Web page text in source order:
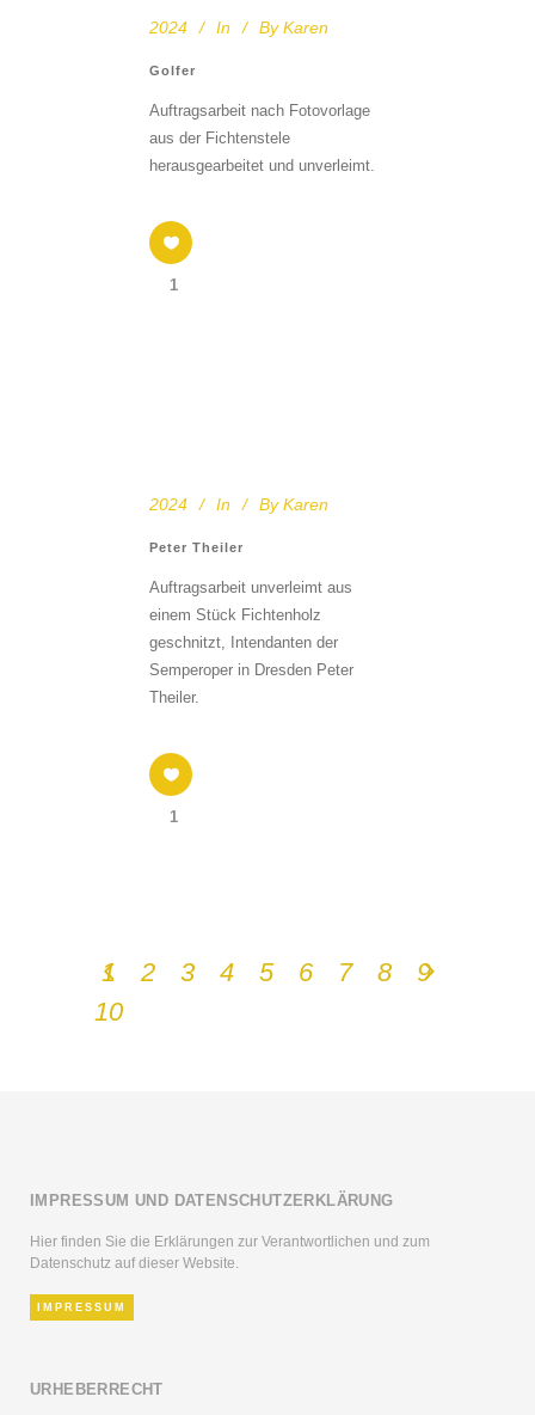
2024 In By Karen
Golfer
Auftragsarbeit nach Fotovorlage
aus der Fichtenstele
herausgearbeitet und unverleimt.
1
2024 In By Karen
Peter Theiler
Auftragsarbeit unverleimt aus
einem Stück Fichtenholz
geschnitzt, Intendanten der
Semperoper in Dresden Peter
Theiler.
1
1 2 3 4 5 6 7 8
9
10
IMPRESSUM UND DATENSCHUTZERKLÄRUNG
Hier finden Sie die Erklärungen zur Verantwortlichen und zum
Datenschutz auf dieser Website.
IMPRESSUM
URHEBERRECHT